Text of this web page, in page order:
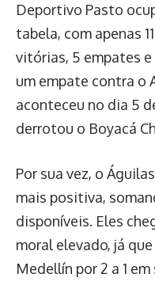
Deportivo Pasto
tabela, com apenas
vitórias, 5 empates e
um empate contra o
aconteceu no dia 5
derrotou o Boyacá
Por sua vez, o
mais positiva,
disponíveis. Eles
moral elevado, já
Medellín por 2 a 1